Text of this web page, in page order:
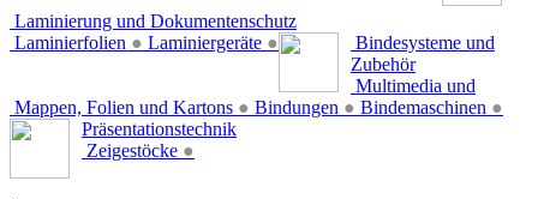
Laminierung und Dokumentenschutz
Laminierfolien ● Laminiergeräte ●
Bindesysteme und
Zubehör
Mappen, Folien und Kartons ● Bindungen ● Bindemaschinen ●
Multimedia und
Präsentationstechnik
Zeigestöcke ●